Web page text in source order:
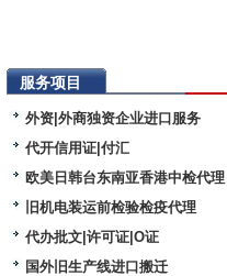
服务项目
外资|外商独资企业进口服务
代开信用证|付汇
欧美日韩台东南亚香港中检代理
旧机电装运前检验检疫代理
代办批文|许可证|O证
国外旧生产线进口搬迁